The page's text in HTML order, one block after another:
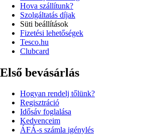
Hova szállítunk?
Szolgáltatás díjak
Süti beállítások
Fizetési lehetőségek
Tesco.hu
Clubcard
Első bevásárlás
Hogyan rendelj tőlünk?
Regisztráció
Idősáv foglalása
Kedvenceim
ÁFÁ-s számla igénylés